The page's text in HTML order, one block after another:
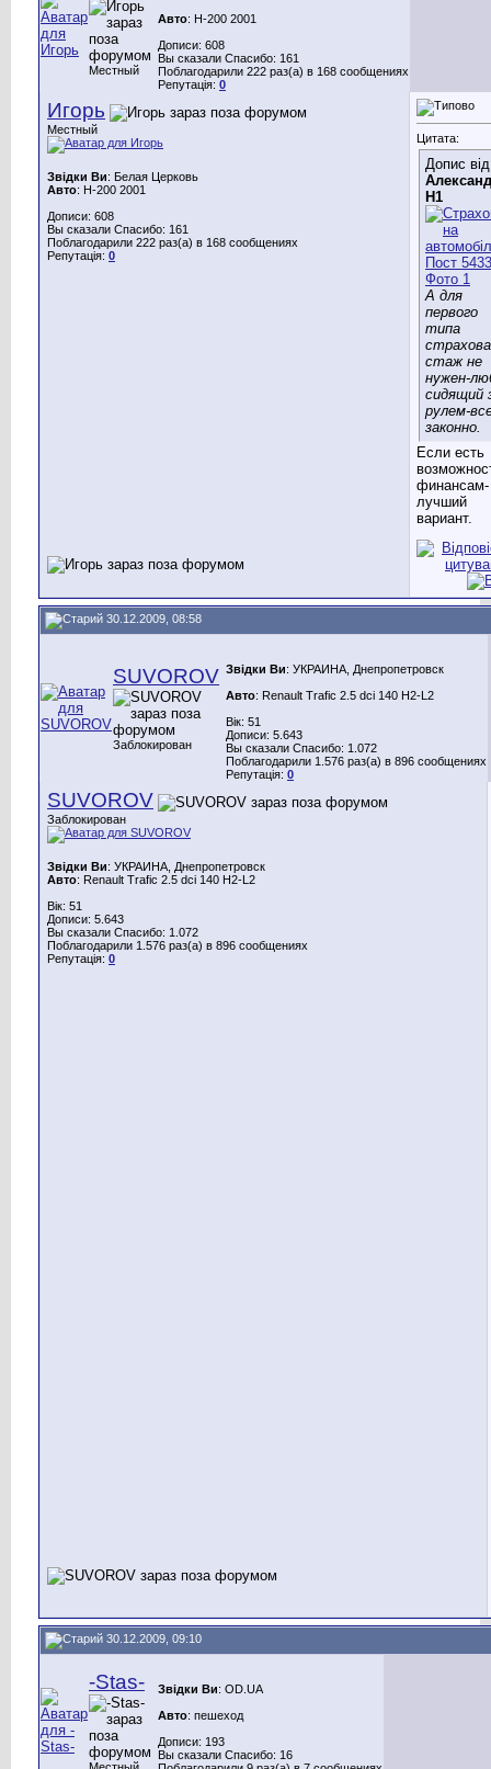
Местный
Авто: H-200 2001
Дописи: 608
Вы сказали Спасибо: 161
Поблагодарили 222 раз(а) в 168 сообщениях
Репутація: 0
Игорь
Местный
Звідки Ви: Белая Церковь
Авто: H-200 2001
Дописи: 608
Вы сказали Спасибо: 161
Поблагодарили 222 раз(а) в 168 сообщениях
Репутація: 0
Цитата:
Допис від
Н1
А для
первого
типа
стаж не
нужен-
сидящий
рулем-
законно.
Если есть
финансам-
лучший
вариант.
30.12.2009, 08:58
SUVOROV
Заблокирован
Звідки Ви: УКРАИНА, Днепропетровск
Авто: Renault Trafic 2.5 dci 140 H2-L2
Вік: 51
Дописи: 5.643
Вы сказали Спасибо: 1.072
Поблагодарили 1.576 раз(а) в 896 сообщениях
Репутація: 0
SUVOROV
Заблокирован
Звідки Ви: УКРАИНА, Днепропетровск
Авто: Renault Trafic 2.5 dci 140 H2-L2
Вік: 51
Дописи: 5.643
Вы сказали Спасибо: 1.072
Поблагодарили 1.576 раз(а) в 896 сообщениях
Репутація: 0
30.12.2009, 09:10
-Stas-
Местный
Звідки Ви: OD.UA
Авто: пешеход
Дописи: 193
Вы сказали Спасибо: 16